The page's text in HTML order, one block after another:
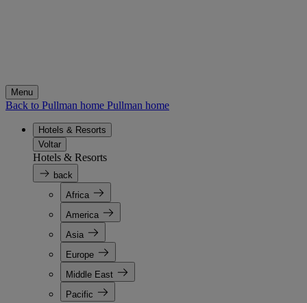
Menu
Back to Pullman home Pullman home
Hotels & Resorts
Voltar
Hotels & Resorts
back
Africa
America
Asia
Europe
Middle East
Pacific